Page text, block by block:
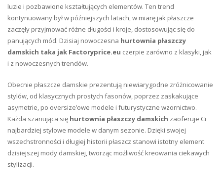
luzie i pozbawione kształtujących elementów. Ten trend
kontynuowany był w późniejszych latach, w miarę jak płaszcze
zaczęły przyjmować różne długości i kroje, dostosowując się do
panujących mód. Dzisiaj nowoczesna hurtownia płaszczy
damskich taka jak Factoryprice.eu czerpie zarówno z klasyki, jak
i z nowoczesnych trendów.
Obecnie płaszcze damskie prezentują niewiarygodne zróżnicowanie
stylów, od klasycznych prostych fasonów, poprzez zaskakujące
asymetrie, po oversize’owe modele i futurystyczne wzornictwo.
Każda szanująca się hurtownia płaszczy damskich zaoferuje Ci
najbardziej stylowe modele w danym sezonie. Dzięki swojej
wszechstronności i długiej historii płaszcz stanowi istotny element
dzisiejszej mody damskiej, tworząc możliwość kreowania ciekawych
stylizacji.